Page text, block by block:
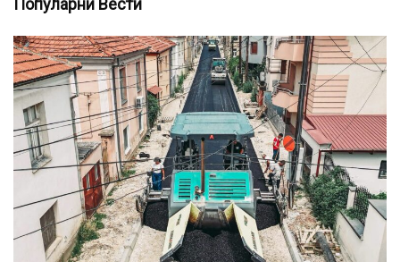
Популарни Вести